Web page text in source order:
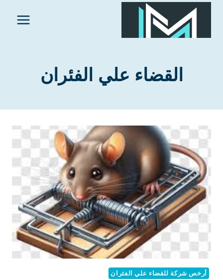
القضاء علي الفئران
أرخص شركة للقضاء علي الفئران